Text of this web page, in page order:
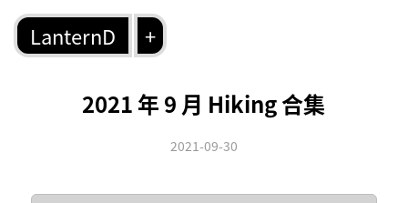
LanternD +
2021 年 9 月 Hiking 合集
2021-09-30